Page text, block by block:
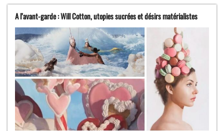
A l’avant-garde : Will Cotton, utopies sucrées et désirs matérialistes